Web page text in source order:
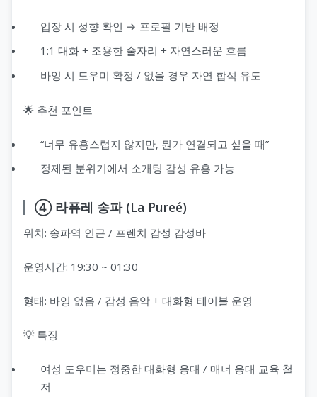
입장 시 성향 확인 → 프로필 기반 배정
1:1 대화 + 조용한 술자리 + 자연스러운 흐름
바잉 시 도우미 확정 / 없을 경우 자연 합석 유도
🌟 추천 포인트
“너무 유흥스럽지 않지만, 뭔가 연결되고 싶을 때”
정제된 분위기에서 소개팅 감성 유흥 가능
④ 라퓨레 송파 (La Pureé)
위치: 송파역 인근 / 프렌치 감성 감성바
운영시간: 19:30 ~ 01:30
형태: 바잉 없음 / 감성 음악 + 대화형 테이블 운영
💡 특징
여성 도우미는 정중한 대화형 응대 / 매너 응대 교육 철
저